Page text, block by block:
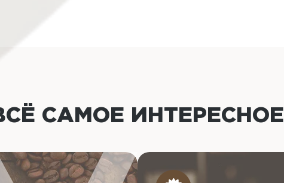
САМОЕ ИНТЕРЕСНОЕ